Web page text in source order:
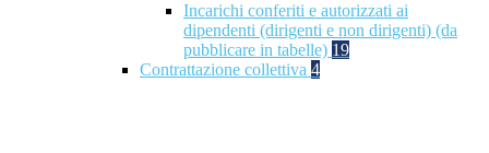
Incarichi conferiti e autorizzati ai
dipendenti (dirigenti e non dirigenti) (da
pubblicare in tabelle) 19
Contrattazione collettiva 4